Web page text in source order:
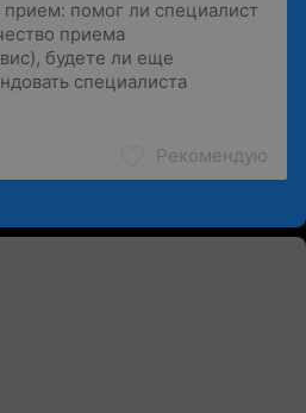
Рекомендую